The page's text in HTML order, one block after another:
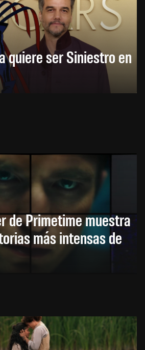
quiere ser Siniestro en
de Primetime muestra
más intensas de